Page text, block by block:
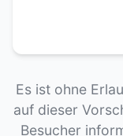
Es ist ohne
auf dieser
Besucher